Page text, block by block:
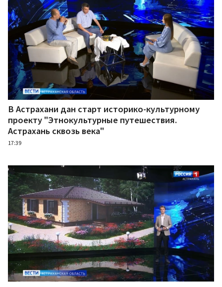
В Астрахани дан старт историко-культурному
проекту "Этнокультурные путешествия.
Астрахань сквозь века"
17:39